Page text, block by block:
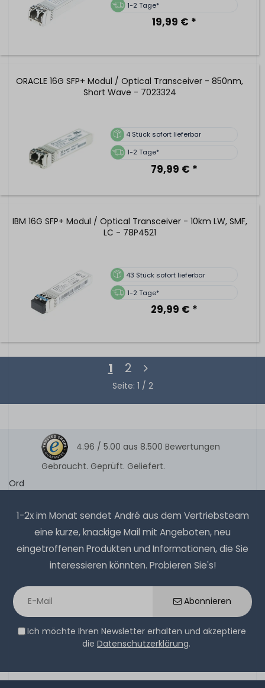
1-2 Tage*
19,99 € *
ORACLE 16G SFP+ Modul / Optical Transceiver - 850nm,
Short Wave - 7023324
4 Stück sofort lieferbar
1-2 Tage*
79,99 € *
IBM 16G SFP+ Modul / Optical Transceiver - 10km LW, SMF,
LC - 78P4521
43 Stück sofort lieferbar
1-2 Tage*
29,99 € *
1 2
Seite: 1 / 2
4.96 / 5.00 aus 8.500 Bewertungen
Gebraucht. Geprüft. Geliefert.
Ord
1-2x im Monat sendet André aus dem Vertriebsteam
eine kurze, knackige Mail mit Angeboten, neu
eingetroffenen Produkten und Informationen, die Sie
interessieren könnten. Probieren Sie's!
Abonnieren
Ich möchte Ihren Newsletter erhalten und akzeptiere
die Datenschutzerklärung.